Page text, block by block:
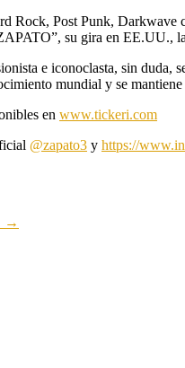
Rock, Post Punk,
su gira en EE.UU.,
e iconoclasta, sin duda,
mundial y se
en www.tickeri.com
@zapato3 y https://
→